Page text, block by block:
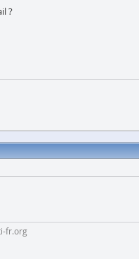
?
fr.org